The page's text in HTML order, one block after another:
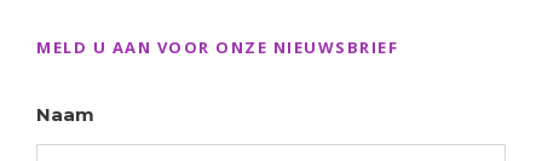
MELD U AAN VOOR ONZE NIEUWSBRIEF
Naam